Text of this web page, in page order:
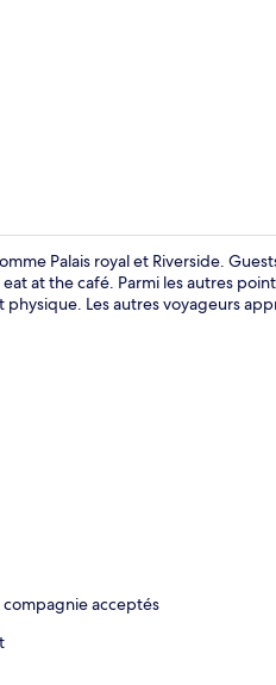
Palais royal et Riverside.
at the café. Parmi les autres
Les autres voyageurs
acceptés